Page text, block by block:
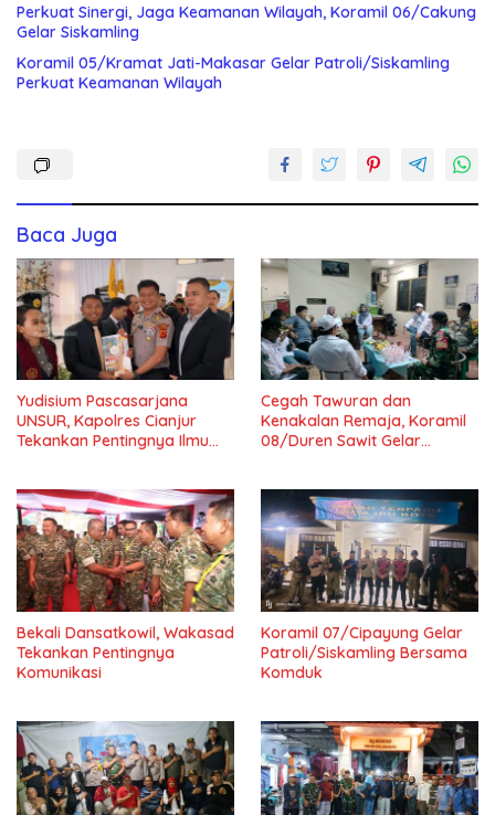
Perkuat Sinergi, Jaga Keamanan Wilayah, Koramil 06/Cakung
Gelar Siskamling
Koramil 05/Kramat Jati-Makasar Gelar Patroli/Siskamling
Perkuat Keamanan Wilayah
Baca Juga
Yudisium Pascasarjana
UNSUR, Kapolres Cianjur
Tekankan Pentingnya Ilmu
Cegah Tawuran dan
Kenakalan Remaja, Koramil
08/Duren Sawit Gelar
Bekali Dansatkowil, Wakasad
Tekankan Pentingnya
Komunikasi
Koramil 07/Cipayung Gelar
Patroli/Siskamling Bersama
Komduk